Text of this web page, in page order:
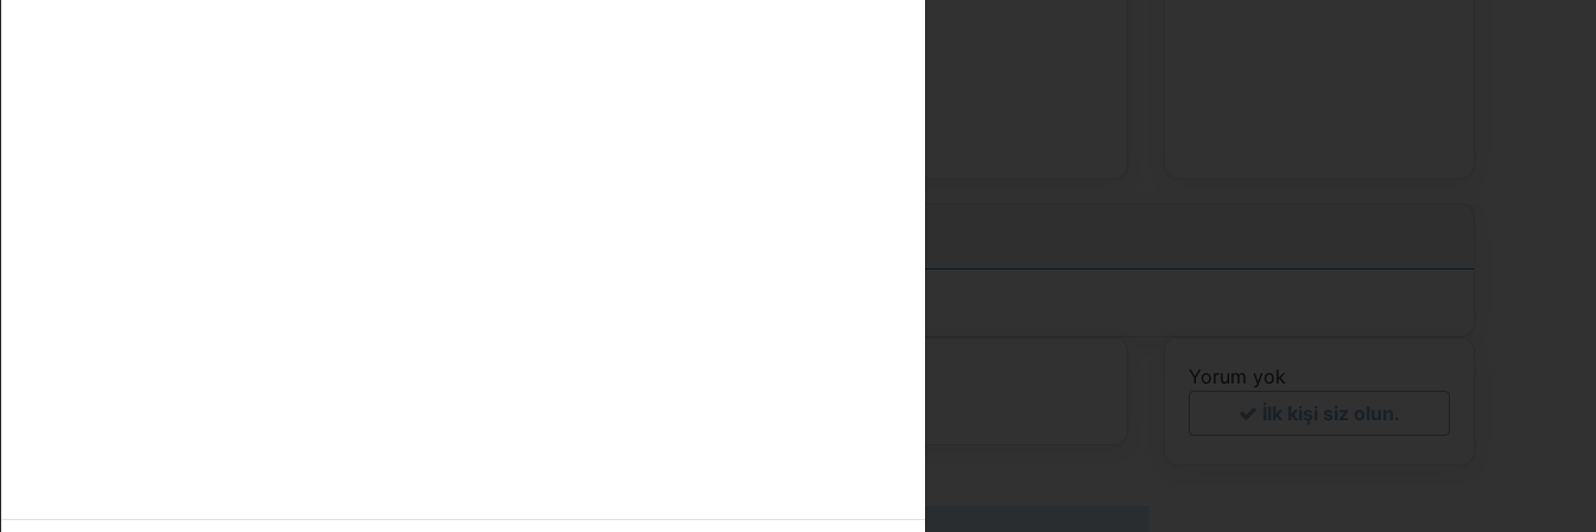
Yorum yok